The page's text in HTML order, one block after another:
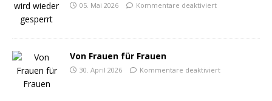
05. Mai 2026 Kommentare deaktiviert
Von Frauen für Frauen
30. April 2026 Kommentare deaktiviert